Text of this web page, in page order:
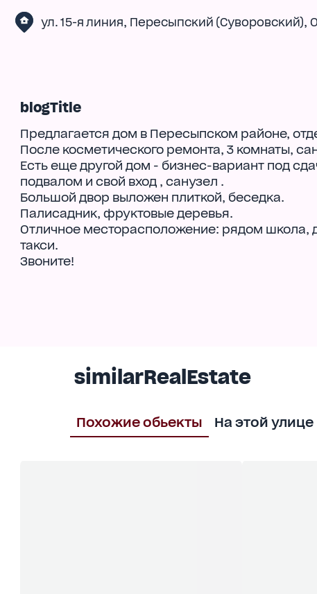
ул. 15-я линия, Пересыпский (Суворовский),
blogTitle
Предлагается дом в Пересыпском районе,
После косметического ремонта, 3 комнаты,
Есть еще другой дом - бизнес-вариант под
подвалом и свой вход , санузел .
Большой двор выложен плиткой, беседка.
Палисадник, фруктовые деревья.
Отличное месторасположение: рядом школа,
такси.
Звоните!
similarRealEstate
Похожие обьекты На этой улице